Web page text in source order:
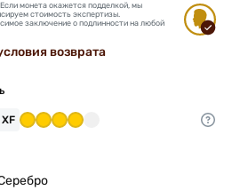
монета окажется подделкой, мы
стоимость экспертизы.
заключение о подлинности на любой
возврата
XF